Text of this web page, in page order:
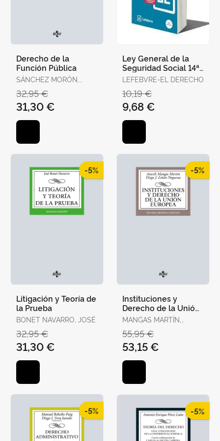
Derecho de la
Función Pública
SÁNCHEZ MORÓN,
32,95 €
31,30 €
Ley General de la
Seguridad Social 14ª
Edc. 2025
LEFEBVRE-EL DERECHO
10,19 €
9,68 €
-5%
Litigación y Teoría de
la Prueba
BONET NAVARRO, JOSÉ
32,95 €
31,30 €
-5%
Instituciones y
Derecho de la Unión
Europea
MANGAS MARTÍN,
NOGUERAS, DIEGO J.
55,95 €
53,15 €
-5% -5%